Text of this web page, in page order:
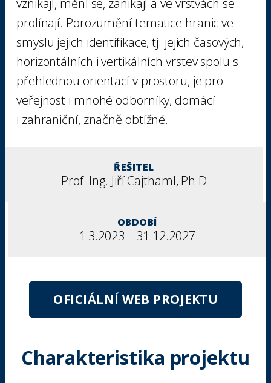
prolínají. Porozumění tematice hranic ve
smyslu jejich identifikace, tj. jejich časových,
horizontálních i vertikálních vrstev spolu s
přehlednou orientací v prostoru, je pro
veřejnost i mnohé odborníky, domácí
i zahraniční, značně obtížné.
ŘEŠITEL
Prof. Ing. Jiří Cajthaml, Ph.D
OBDOBÍ
1.3.2023 – 31.12.2027
OFICIÁLNÍ WEB PROJEKTU
Charakteristika projektu